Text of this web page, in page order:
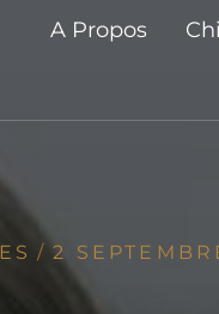
A Propos
/ 2